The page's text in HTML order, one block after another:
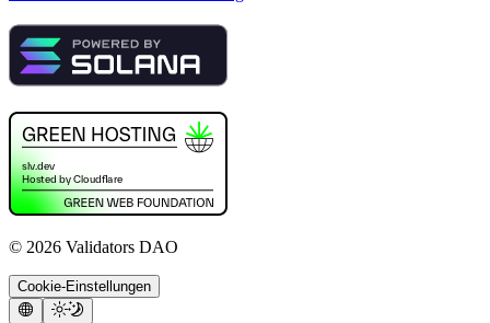
© 2026 Validators DAO
Cookie-Einstellungen